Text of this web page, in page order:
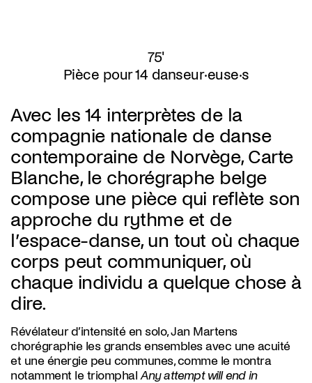
75'
Pièce pour 14 danseur·euse·s
Avec les 14 interprètes de la
compagnie nationale de danse
contemporaine de Norvège, Carte
Blanche, le chorégraphe belge
compose une pièce qui reflète son
approche du rythme et de
l’espace-danse, un tout où chaque
corps peut communiquer, où
chaque individu a quelque chose à
dire.
Révélateur d’intensité en solo, Jan Martens
chorégraphie les grands ensembles avec une acuité
et une énergie peu communes, comme le montra
notamment le triomphalAny attempt will end in